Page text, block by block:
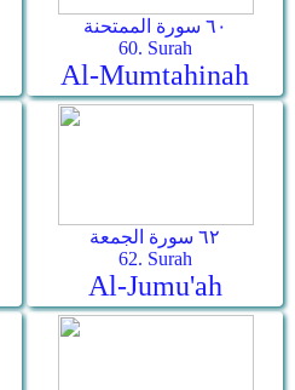
٦٠ سورة الممتحنة
60. Surah
Al-Mumtahinah
٦٢ سورة الجمعة
62. Surah
Al-Jumu'ah